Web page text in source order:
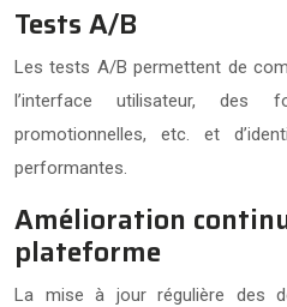
Tests A/B
Les tests A/B permettent de
l’interface utilisateur, des
promotionnelles, etc. et
performantes.
Amélioration
plateforme
La mise à jour régulière des